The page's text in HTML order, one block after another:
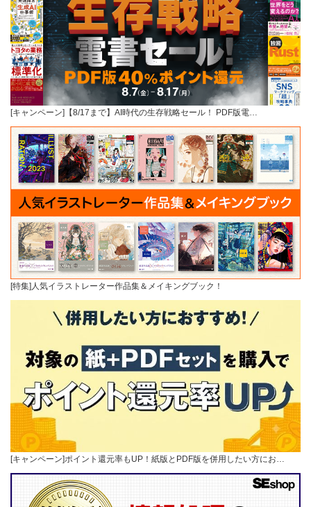
[キャンペーン]【8/17まで】AI時代の生存戦略セール！ PDF版電…
[特集]人気イラストレーター作品集＆メイキングブック！
[キャンペーン]ポイント還元率もUP！紙版とPDF版を併用したい方にお…